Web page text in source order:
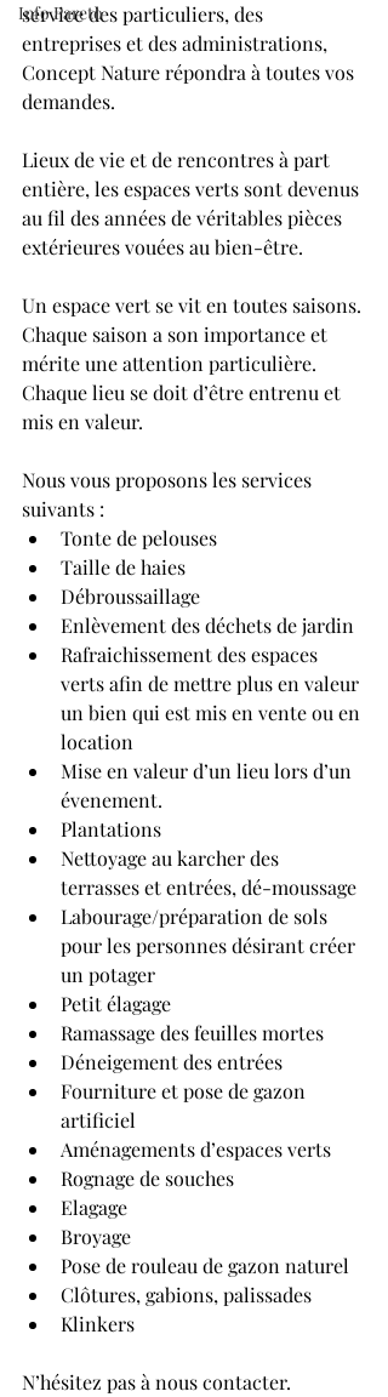
Info Pareto
service des particuliers, des
entreprises et des administrations,
Concept Nature répondra à toutes vos
demandes.
Lieux de vie et de rencontres à part
entière, les espaces verts sont devenus
au fil des années de véritables pièces
extérieures vouées au bien-être.
Un espace vert se vit en toutes saisons.
Chaque saison a son importance et
mérite une attention particulière.
Chaque lieu se doit d’être entrenu et
mis en valeur.
Nous vous proposons les services
suivants :
Tonte de pelouses
Taille de haies
Débroussaillage
Enlèvement des déchets de jardin
Rafraichissement des espaces
verts afin de mettre plus en valeur
un bien qui est mis en vente ou en
location
Mise en valeur d’un lieu lors d’un
évenement.
Plantations
Nettoyage au karcher des
terrasses et entrées, dé-moussage
Labourage/préparation de sols
pour les personnes désirant créer
un potager
Petit élagage
Ramassage des feuilles mortes
Déneigement des entrées
Fourniture et pose de gazon
artificiel
Aménagements d’espaces verts
Rognage de souches
Elagage
Broyage
Pose de rouleau de gazon naturel
Clôtures, gabions, palissades
Klinkers
N’hésitez pas à nous contacter.